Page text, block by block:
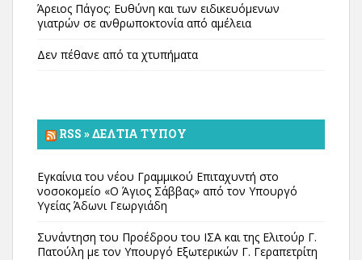
Άρειος Πάγος: Ευθύνη και των ειδικευόμενων
γιατρών σε ανθρωποκτονία από αμέλεια
Δεν πέθανε από τα χτυπήματα
RSS » ΔΕΛΤΊΑ ΤΎΠΟΥ
Εγκαίνια του νέου Γραμμικού Επιταχυντή στο
νοσοκομείο «Ο Άγιος Σάββας» από τον Υπουργό
Υγείας Άδωνι Γεωργιάδη
Συνάντηση του Προέδρου του ΙΣΑ και της Ελιτούρ Γ.
Πατούλη με τον Υπουργό Εξωτερικών Γ. Γεραπετρίτη